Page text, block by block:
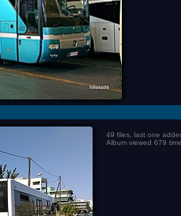
49 files, last one
Album viewed 679